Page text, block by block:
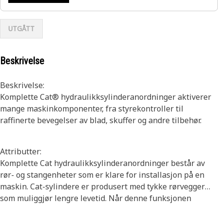
UTGÅTT
Beskrivelse
Beskrivelse:
Komplette Cat® hydraulikksylinderanordninger aktiverer
mange maskinkomponenter, fra styrekontroller til
raffinerte bevegelser av blad, skuffer og andre tilbehør.
Attributter:
Komplette Cat hydraulikksylinderanordninger består av
rør- og stangenheter som er klare for installasjon på en
maskin. Cat-sylindere er produsert med tykke rørvegger
som muliggjør lengre levetid. Når denne funksjonen